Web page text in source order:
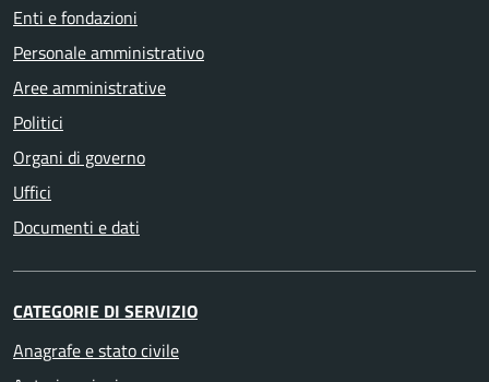
Enti e fondazioni
Personale amministrativo
Aree amministrative
Politici
Organi di governo
Uffici
Documenti e dati
CATEGORIE DI SERVIZIO
Anagrafe e stato civile